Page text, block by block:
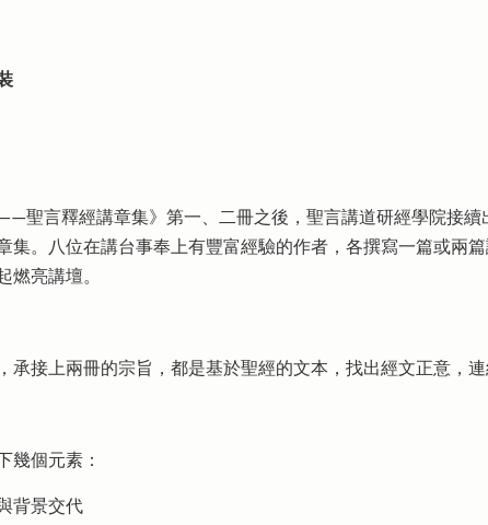
聖言釋經講章集》第一、二冊之後，聖言講道研經學院接
集。八位在講台事奉上有豐富經驗的作者，各撰寫一篇或兩
燃亮講壇。
承接上兩冊的宗旨，都是基於聖經的文本，找出經文正意，連
幾個元素：
背景交代